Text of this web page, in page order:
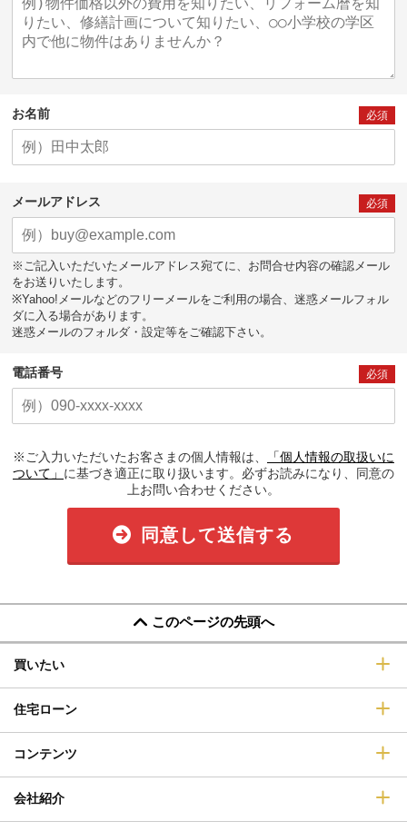
お名前 必須
メールアドレス 必須
※ご記入いただいたメールアドレス宛てに、お問合せ内容の確認メール
をお送りいたします。
※Yahoo!メールなどのフリーメールをご利用の場合、迷惑メールフォル
ダに入る場合があります。
迷惑メールのフォルダ・設定等をご確認下さい。
電話番号 必須
※ご入力いただいたお客さまの個人情報は、
「個人情報の取扱いに
ついて」 に基づき適正に取り扱います。必ずお読みになり、同意の
上お問い合わせください。
同意して送信する
このページの先頭へ
買いたい
住宅ローン
コンテンツ
会社紹介